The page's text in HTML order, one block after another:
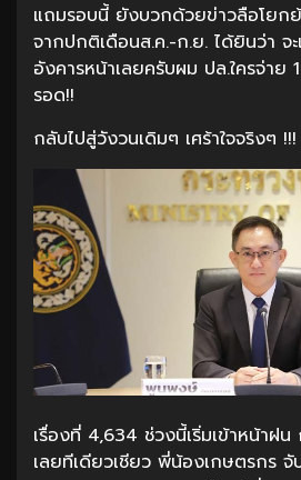
แถมรอบนี้ ยังบวกด้วยข่าวลือโยก
จากปกติเดือนส.ค.-ก.ย. ได้ยินว่า จ
อังคารหน้าเลยครับผม ปล.ใครจ่า
รอด!!
กลับไปสู่วังวนเดิมๆ เศร้าใจจริงๆ !!!
เรื่องที่ 4,634 ช่วงนี้เริ่มเข้าหน้าฝ
เลยทีเดียวเชียว พี่น้องเกษตรกร จั